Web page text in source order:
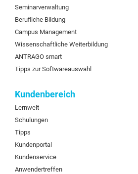
Seminarverwaltung
Berufliche Bildung
Campus Management
Wissenschaftliche Weiterbildung
ANTRAGO smart
Tipps zur Softwareauswahl
Kundenbereich
Lernwelt
Schulungen
Tipps
Kundenportal
Kundenservice
Anwendertreffen